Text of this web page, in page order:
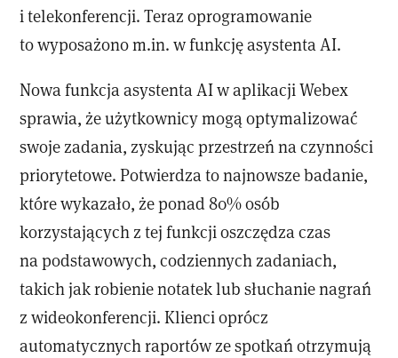
i telekonferencji. Teraz oprogramowanie
to wyposażono m.in. w funkcję asystenta AI.
Nowa funkcja asystenta AI w aplikacji Webex
sprawia, że użytkownicy mogą optymalizować
swoje zadania, zyskując przestrzeń na czynności
priorytetowe. Potwierdza to najnowsze badanie,
które wykazało, że ponad 80% osób
korzystających z tej funkcji oszczędza czas
na podstawowych, codziennych zadaniach,
takich jak robienie notatek lub słuchanie nagrań
z wideokonferencji. Klienci oprócz
automatycznych raportów ze spotkań otrzymują